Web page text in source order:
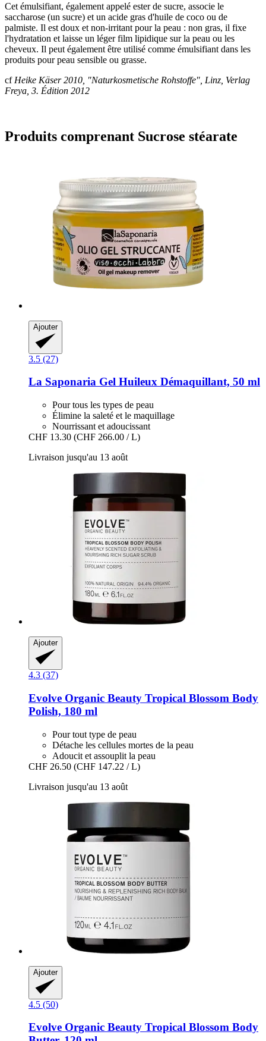
Cet émulsifiant, également appelé ester de sucre, associe le
saccharose (un sucre) et un acide gras d'huile de coco ou de
palmiste. Il est doux et non-irritant pour la peau : non gras, il fixe
l'hydratation et laisse un léger film lipidique sur la peau ou les
cheveux. Il peut également être utilisé comme émulsifiant dans les
produits pour peau sensible ou grasse.
cf Heike Käser 2010, "Naturkosmetische Rohstoffe", Linz, Verlag
Freya, 3. Édition 2012
Produits comprenant Sucrose stéarate
Ajouter
3.5 (27)
La Saponaria Gel Huileux Démaquillant, 50 ml
Pour tous les types de peau
Élimine la saleté et le maquillage
Nourrissant et adoucissant
CHF 13.30 (CHF 266.00 / L)
Livraison jusqu'au 13 août
Ajouter
4.3 (37)
Evolve Organic Beauty Tropical Blossom Body
Polish, 180 ml
Pour tout type de peau
Détache les cellules mortes de la peau
Adoucit et assouplit la peau
CHF 26.50 (CHF 147.22 / L)
Livraison jusqu'au 13 août
Ajouter
4.5 (50)
Evolve Organic Beauty Tropical Blossom Body